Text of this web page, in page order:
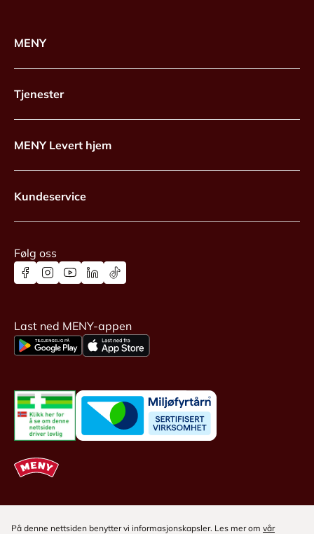
MENY
Tjenester
MENY Levert hjem
Kundeservice
Følg oss
Last ned MENY-appen
På denne nettsiden benytter vi informasjonskapsler. Les mer om vår